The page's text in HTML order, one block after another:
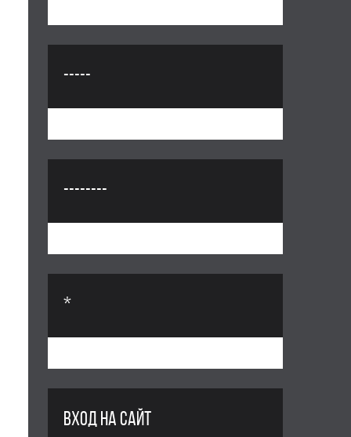
-----
--------
*
ВХОД НА САЙТ